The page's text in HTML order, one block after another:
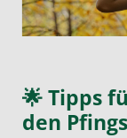
🌟 Tipps
den